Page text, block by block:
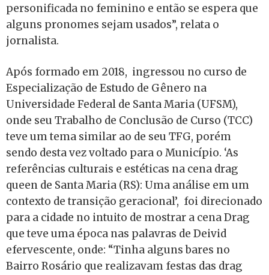
personificada no feminino e então se espera que
alguns pronomes sejam usados”, relata o
jornalista.
Após formado em 2018, ingressou no curso de
Especialização de Estudo de Gênero na
Universidade Federal de Santa Maria (UFSM),
onde seu Trabalho de Conclusão de Curso (TCC)
teve um tema similar ao de seu TFG, porém
sendo desta vez voltado para o Município. ‘As
referências culturais e estéticas na cena drag
queen de Santa Maria (RS): Uma análise em um
contexto de transição geracional’, foi direcionado
para a cidade no intuito de mostrar a cena Drag
que teve uma época nas palavras de Deivid
efervescente, onde: “Tinha alguns bares no
Bairro Rosário que realizavam festas das drag